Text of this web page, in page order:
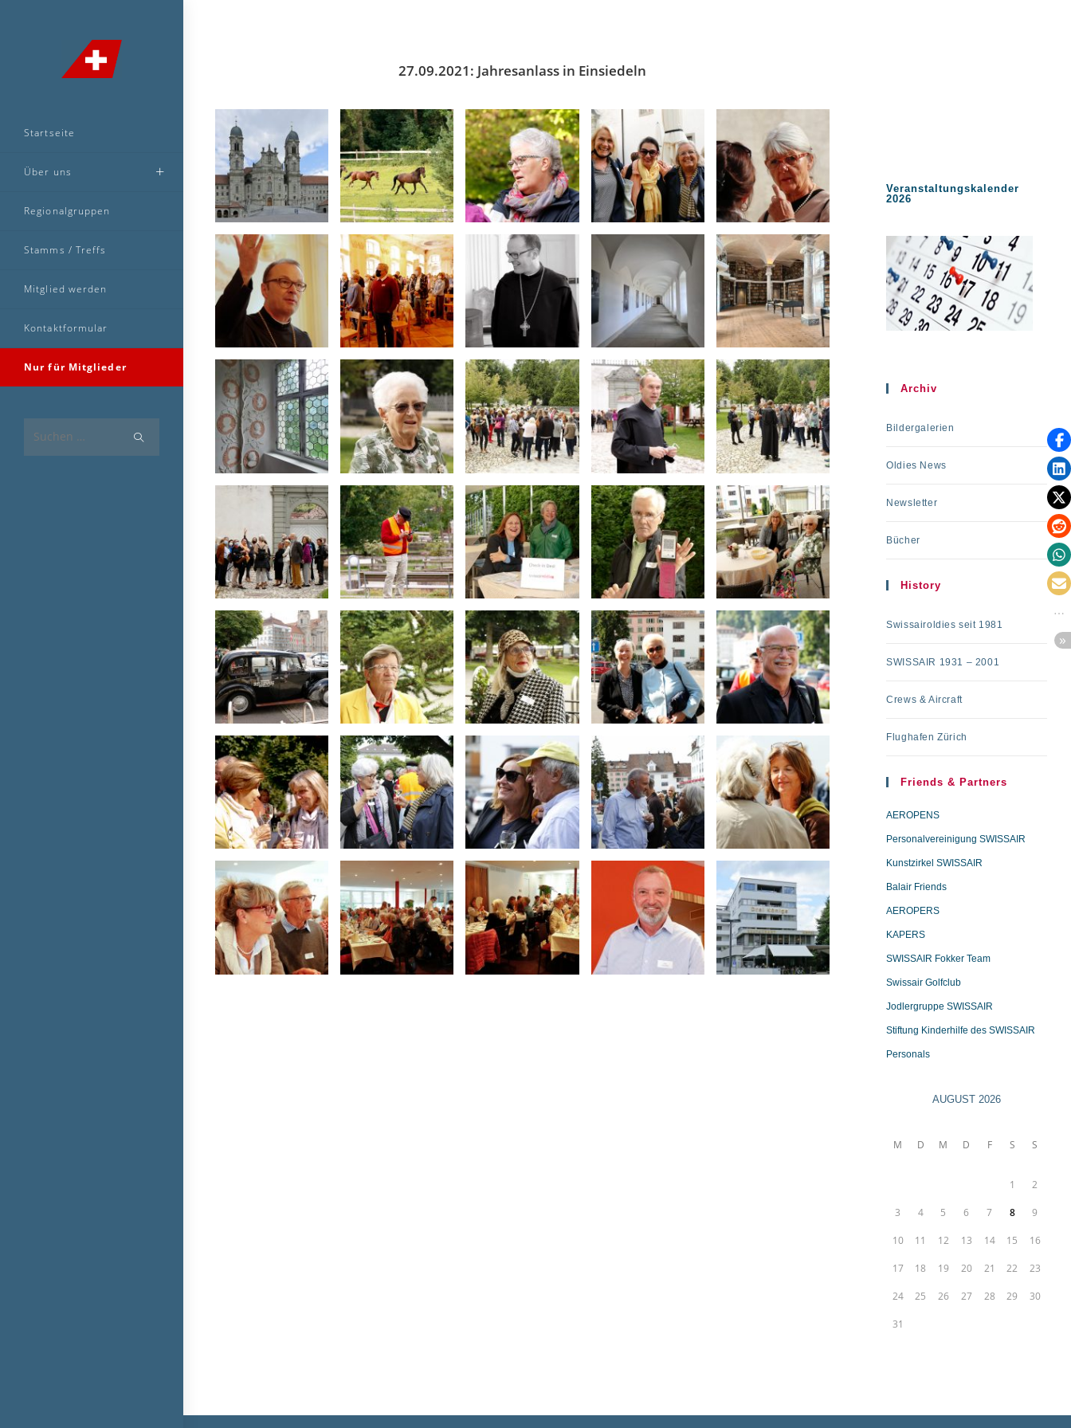
Startseite
Über uns
Regionalgruppen
Stamms / Treffs
Mitglied werden
Kontaktformular
Nur für Mitglieder
27.09.2021: Jahresanlass in Einsiedeln
Veranstaltungskalender
2026
Archiv
Bildergalerien
Oldies News
Newsletter
Bücher
History
Swissairoldies seit 1981
SWISSAIR 1931 – 2001
Crews & Aircraft
Flughafen Zürich
Friends & Partners
AEROPENS
Personalvereinigung SWISSAIR
Kunstzirkel SWISSAIR
Balair Friends
AEROPERS
KAPERS
SWISSAIR Fokker Team
Swissair Golfclub
Jodlergruppe SWISSAIR
Stiftung Kinderhilfe des SWISSAIR
Personals
AUGUST 2026
M D M D F S S
1 2
3 4 5 6 7 8 9
10 11 12 13 14 15 16
17 18 19 20 21 22 23
24 25 26 27 28 29 30
31